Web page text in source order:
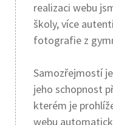
realizaci webu
školy, více
fotografie z
Samozřejmostí
jeho schopnost
kterém je
webu